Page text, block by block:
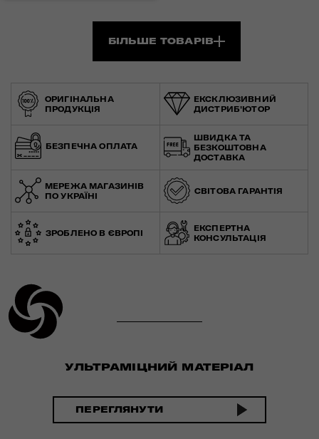
БІЛЬШЕ ТОВАРІВ
ОРИГІНАЛЬНА
ПРОДУКЦІЯ
ЕКСКЛЮЗИВНИЙ
ДИСТРИБ'ЮТОР
БЕЗПЕЧНА ОПЛАТА
ШВИДКА ТА
БЕЗКОШТОВНА
ДОСТАВКА
МЕРЕЖА МАГАЗИНІВ
ПО УКРАЇНІ
СВІТОВА ГАРАНТІЯ
ЗРОБЛЕНО В ЄВРОПІ
ЕКСПЕРТНА
КОНСУЛЬТАЦІЯ
УЛЬТРАМІЦНИЙ МАТЕРІАЛ
ПЕРЕГЛЯНУТИ